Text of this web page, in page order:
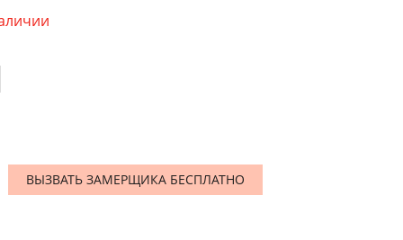
ВЫЗВАТЬ ЗАМЕРЩИКА БЕСПЛАТНО